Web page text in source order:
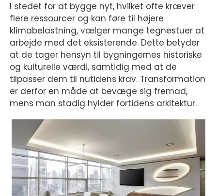
I stedet for at bygge nyt, hvilket ofte kræver
flere ressourcer og kan føre til højere
klimabelastning, vælger mange tegnestuer at
arbejde med det eksisterende. Dette betyder
at de tager hensyn til bygningernes historiske
og kulturelle værdi, samtidig med at de
tilpasser dem til nutidens krav. Transformation
er derfor en måde at bevæge sig fremad,
mens man stadig hylder fortidens arkitektur.